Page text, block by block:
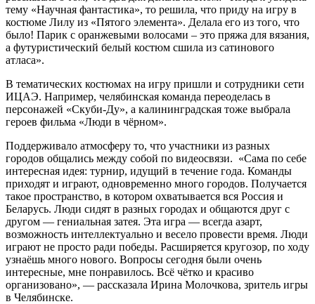
тему «Научная фантастика», то решила, что приду на игру в
костюме Лилу из «Пятого элемента». Делала его из того, что
было! Парик с оранжевыми волосами – это пряжа для вязания,
а футуристический белый костюм сшила из сатинового
атласа».
В тематических костюмах на игру пришли и сотрудники сети
ИЦАЭ. Например, челябинская команда переоделась в
персонажей «Скуби-Ду», а калининградская тоже выбрала
героев фильма «Люди в чёрном».
Поддерживало атмосферу то, что участники из разных
городов общались между собой по видеосвязи. «Сама по себе
интересная идея: турнир, идущий в течение года. Команды
приходят и играют, одновременно много городов. Получается
такое пространство, в котором охватывается вся Россия и
Беларусь. Люди сидят в разных городах и общаются друг с
другом — гениальная затея. Эта игра — всегда азарт,
возможность интеллектуально и весело провести время. Люди
играют не просто ради победы. Расширяется кругозор, по ходу
узнаёшь много нового. Вопросы сегодня были очень
интересные, мне понравилось. Всё чётко и красиво
организовано», — рассказала Ирина Молочкова, зритель игры
в Челябинске.